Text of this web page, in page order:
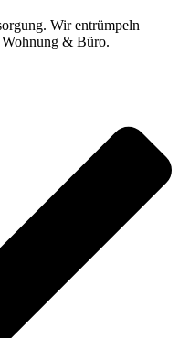
Wir entrümpeln
& Büro.